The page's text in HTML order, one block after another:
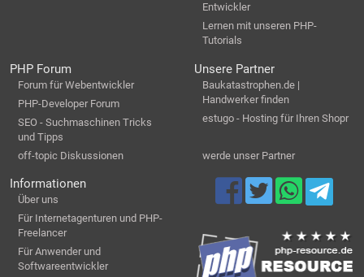
Entwickler
Lernen mit unseren PHP-
Tutorials
PHP Forum
Forum für Webentwickler
PHP-Developer Forum
SEO - Suchmaschinen Tricks
und Tipps
off-topic Diskussionen
Unsere Partner
Baukatastrophen.de |
Handwerker finden
estugo - Hosting für Ihren Shopr
werde unser Partner
Informationen
Über uns
Für Internetagenturen und PHP-
Freelancer
Für Anwender und
Softwareentwickler